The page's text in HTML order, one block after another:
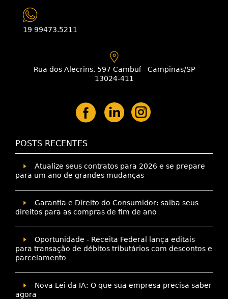
19 99473.5211
Rua dos Alecrins, 597 Cambuí - Campinas/SP
13024-411
POSTS RECENTES
Atualize seus contratos para 2026 e se prepare
para um ano de grandes mudanças
Garantia e Direito do Consumidor: saiba seus
direitos para as compras de fim de ano
Oportunidade - Receita Federal lança editais
para transação de débitos tributários com descontos e
parcelamento
Nova Lei da IA: O que sua empresa precisa saber
agora